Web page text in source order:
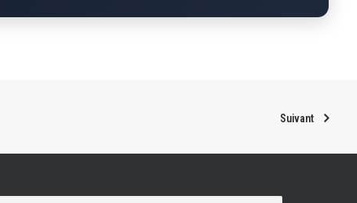
Suivant